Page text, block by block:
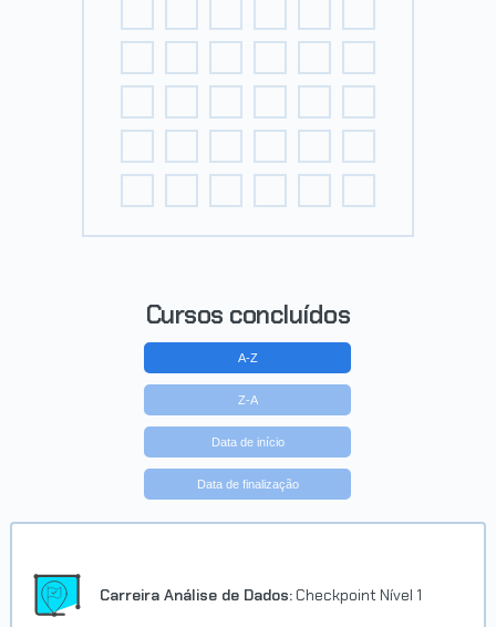
Cursos concluídos
A-Z
Z-A
Data de início
Data de finalização
Carreira Análise de Dados: Checkpoint Nível 1